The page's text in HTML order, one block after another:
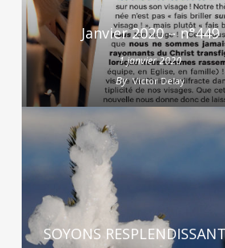
Janvier 2020 – n°449
1 janvier 2020
By Victor Delay
SOYONS